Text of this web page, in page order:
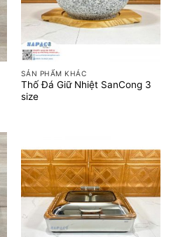
SẢN PHẨM KHÁC
Thố Đá Giữ Nhiệt SanCong 3
size